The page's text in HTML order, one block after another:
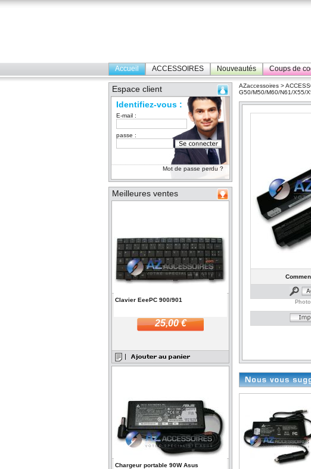
Accueil ACCESSOIRES Nouveautés Coups de
Espace client
Identifiez-vous :
E-mail :
passe :
Mot de passe perdu ?
Meilleures ventes
Clavier EeePC 900/901
25,00 €
Chargeur portable 90W Asus
AZaccessoires >
G50/M50/M60/N61/X55/